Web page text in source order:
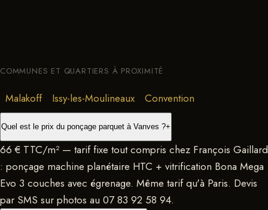
COMMUNES ET QUARTIERS À PROXIMITÉ
Malakoff Issy-les-Moulineaux Convention
Quel est le prix du ponçage parquet à Vanves ?+
66 € TTC/m² — tarif fixe tout compris chez François Gaillard
: ponçage machine planétaire HTC + vitrification Bona Mega
Evo 3 couches avec égrenage. Même tarif qu'à Paris. Devis
par SMS sur photos au 07 83 92 58 94.